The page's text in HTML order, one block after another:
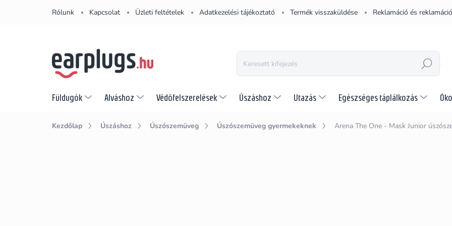
Rólunk Kapcsolat Üzleti feltételek Adatkezelési tájékoztató Termék visszaküldése Reklamáció és
KERESÉS
Füldugók Alváshoz Védőfelszerelések Úszáshoz Utazás Egészséges táplálkozás
Kezdőlap Úszáshoz Úszószemüveg Úszószemüveg gyermekeknek Arena The One - Mask Junior